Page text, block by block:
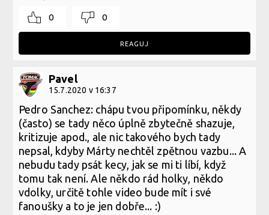
0 0
REAGUJ
Pavel
15.7.2020 v 16:37
Pedro Sanchez: chápu tvou připomínku, někdy
(často) se tady něco úplně zbytečně shazuje,
kritizuje apod., ale nic takového bych tady
nepsal, kdyby Márty nechtěl zpětnou vazbu... A
nebudu tady psát kecy, jak se mi ti líbí, když
tomu tak není. Ale někdo rád holky, někdo
vdolky, určitě tohle video bude mít i své
fanoušky a to je jen dobře... :)